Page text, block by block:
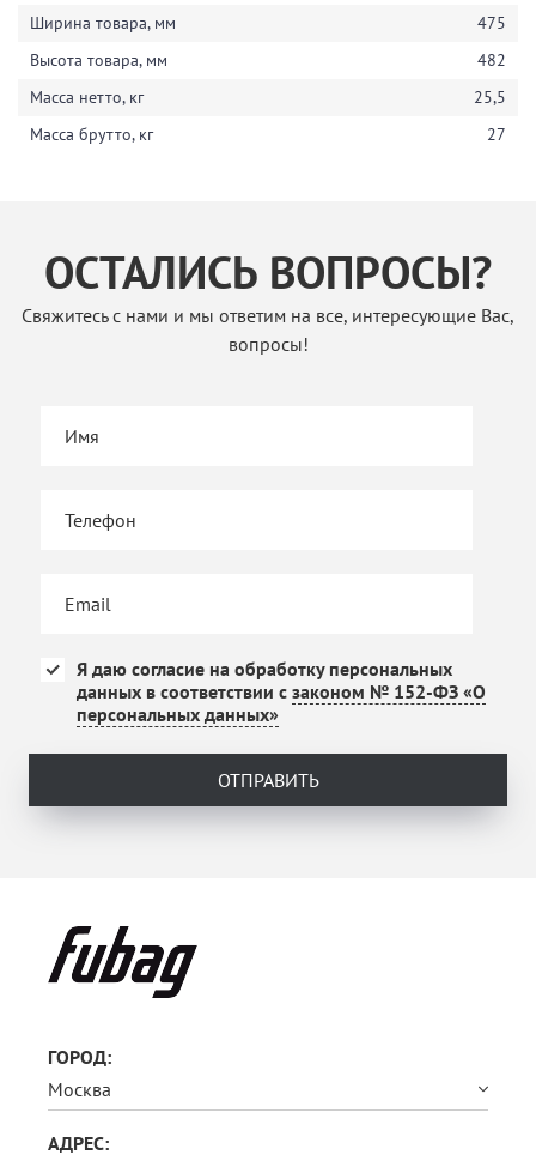
Ширина товара, мм
475
Высота товара, мм
482
Масса нетто, кг
25,5
Масса брутто, кг
27
ОСТАЛИСЬ ВОПРОСЫ?
Свяжитесь с нами и мы ответим на все, интересующие Вас,
вопросы!
Я даю согласие на обработку персональных
данных в соответствии с законом № 152-ФЗ «О
персональных данных»
ОТПРАВИТЬ
ГОРОД:
Москва
АДРЕС: